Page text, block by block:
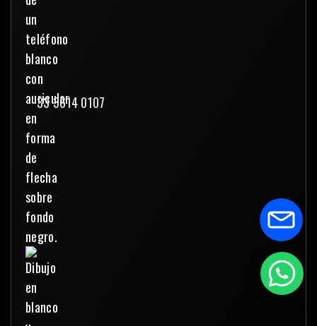
33 3614 0107